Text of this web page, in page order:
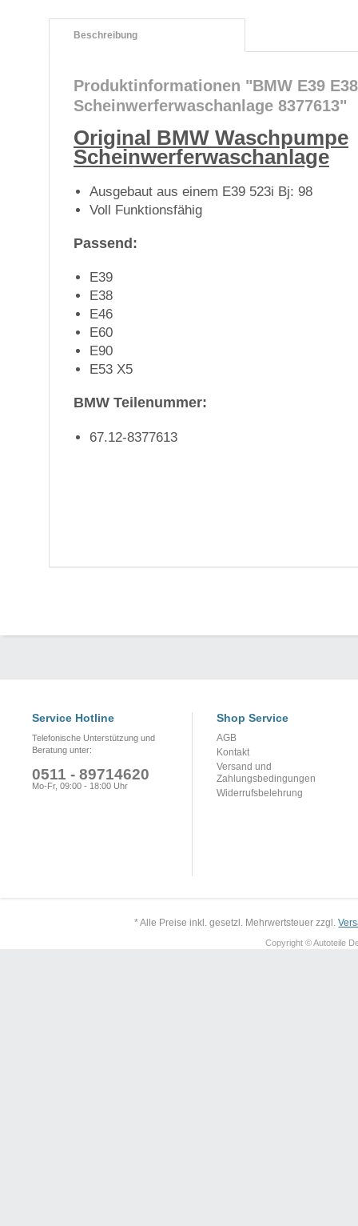
Beschreibung
Produktinformationen "BMW E39
Scheinwerferwaschanlage 8377613"
Original BMW Waschpumpe
Scheinwerferwaschanlage
Ausgebaut aus einem E39 523i Bj: 98
Voll Funktionsfähig
Passend:
E39
E38
E46
E60
E90
E53 X5
BMW Teilenummer:
67.12-8377613
Service Hotline
Telefonische Unterstützung und
Beratung unter:
0511 - 89714620
Mo-Fr, 09:00 - 18:00 Uhr
Shop Service
AGB
Kontakt
Versand und
Zahlungsbedingungen
Widerrufsbelehrung
* Alle Preise inkl. gesetzl. Mehrwertsteuer zzgl.
Copyright © Autoteile